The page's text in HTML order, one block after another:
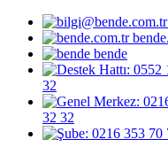
bende
32
32 32